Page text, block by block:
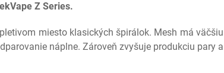
Z Series.
miesto klasických špirálok. Mesh má väčšiu
náplne. Zároveň zvyšuje produkciu pary a